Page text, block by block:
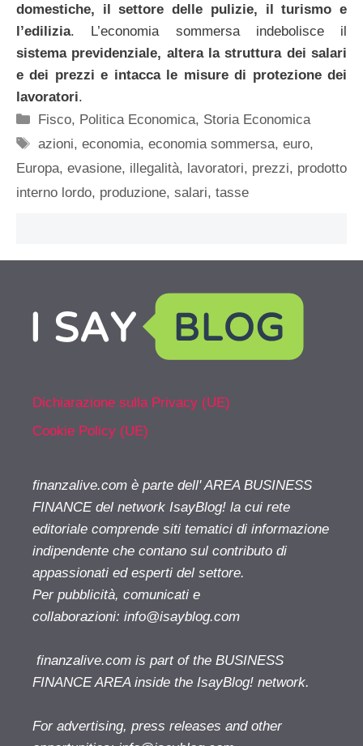
domestiche, il settore delle pulizie, il turismo e
l’edilizia. L’economia sommersa indebolisce il
sistema previdenziale, altera la struttura dei salari
e dei prezzi e intacca le misure di protezione dei
lavoratori.
Categorie
Fisco, Politica Economica, Storia Economica
Tag
azioni,economia,economia sommersa,euro,
Europa, evasione, illegalità, lavoratori, prezzi, prodotto
interno lordo, produzione, salari, tasse
Dichiarazione sulla Privacy (UE)
Cookie Policy (UE)
finanzalive.com è parte dell' AREA BUSINESS
FINANCE del network IsayBlog! la cui rete
editoriale comprende siti tematici di informazione
indipendente che contano sul contributo di
appassionati ed esperti del settore.
Per pubblicità, comunicati e
collaborazioni: info@isayblog.com
finanzalive.com is part of the BUSINESS
FINANCE AREA inside the IsayBlog! network.
For advertising, press releases and other